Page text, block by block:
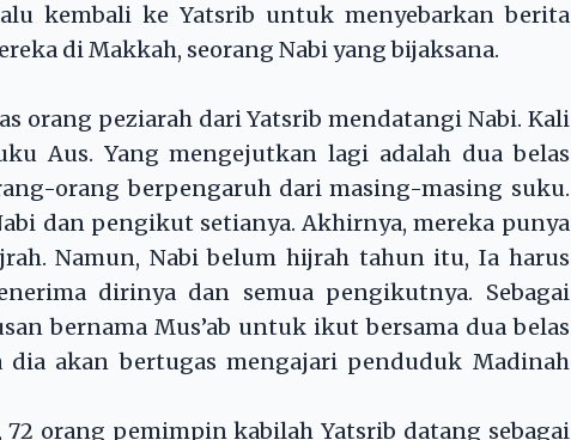
kembali ke Yatsrib untuk menyebarkan berita
di Makkah, seorang Nabi yang bijaksana.
orang peziarah dari Yatsrib mendatangi Nabi. Kali
Aus. Yang mengejutkan lagi adalah dua belas
orang berpengaruh dari masing-masing suku.
dan pengikut setianya. Akhirnya, mereka punya
Namun, Nabi belum hijrah tahun itu, Ia harus
dirinya dan semua pengikutnya. Sebagai
bernama Mus’ab untuk ikut bersama dua belas
akan bertugas mengajari penduduk Madinah
orang pemimpin kabilah Yatsrib datang sebagai